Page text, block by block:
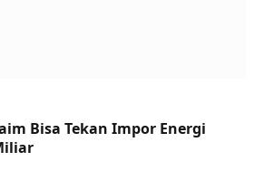
Bisa Tekan Impor Energi